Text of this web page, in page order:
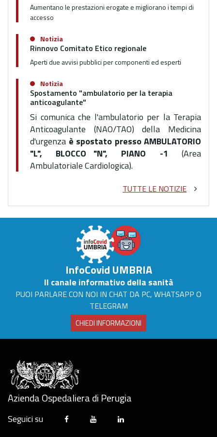
Aumentano le prestazioni erogate e migliorano i tempi di
accesso
Notizia
Rinnovo Comitato Etico regionale
Aperti due avvisi pubblici per componenti ed esperti
Notizia
Spostamento "ambulatorio per la terapia
anticoagulante"
Si comunica che l'ambulatorio per la Terapia
Anticoagulante
(NAO/TAO) della Medicina
d'urgenza è spostato presso AMBULATORIO
"L", BLOCCO "N", PIANO -1 (Area
Ambulatoriale Cardiologica).
TUTTE LE NOTIZIE
InfoCovid UMBRIA
Il canale informativo della sanità
PUOI PARLARE CON NOI IN CHAT DA PC, WHATSAPP O
TELEGRAM
CHIEDI INFORMAZIONI
Azienda Ospedaliera di Perugia
Seguici su